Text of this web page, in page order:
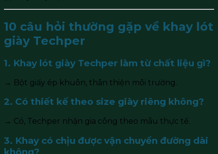
10 câu hỏi thường gặp về khay lót
giày Techper
1. Khay lót giày Techper làm từ chất liệu gì?
→ Bột giấy ép khuôn, thân thiện môi trường.
2. Có thiết kế theo size giày riêng không?
→ Có, Techper nhận gia công theo mẫu thực tế.
3. Khay có chịu được vận chuyển đường dài
không?